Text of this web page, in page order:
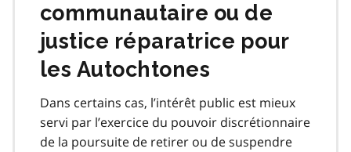
communautaire ou de
justice réparatrice pour
les Autochtones
Dans certains cas, l’intérêt public est mieux
servi par l’exercice du pouvoir discrétionnaire
de la poursuite de retirer ou de suspendre